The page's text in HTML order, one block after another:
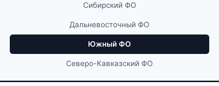
Сибирский ФО
Дальневосточный ФО
Южный ФО
Северо-Кавказский ФО